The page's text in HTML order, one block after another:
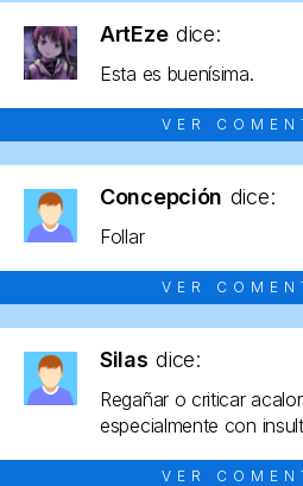
ArtEze dice:
Esta es buenísima.
VER
Concepción dice:
Follar
VER
Silas dice:
Regañar o criticar
especialmente con
VER